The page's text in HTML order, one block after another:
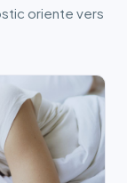
oriente vers